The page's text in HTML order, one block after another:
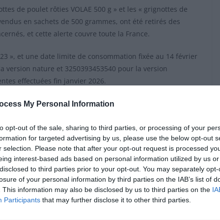
My Personal Information
opt-out of the sale, sharing to third parties, or processing of your
for targeted advertising by us, please use the below opt-out
selection. Please note that after your opt-out request is processed
interest-based ads based on personal information utilized by us
to third parties prior to your opt-out. You may separately
of your personal information by third parties on the IAB’s list of
This information may also be disclosed by us to third parties on the
Participants that may further disclose it to other third parties.
de poulet rôties VOLAE 500 g » et les « grignottes de
en sachets de 500 grammes, ont été retirés des
et cette alerte couvre toute la France.
», et une date limite de consommation fixée au 14 février
version nature et 3250393453540 pour la version
effectuées fin janvier 2026.
êtes concerné ?
poulet achetés chez Intermarché. Sur l’emballage, vérifiez
de 500 g, avec la mention « grignottes de poulet rôties »
se trouve le code GTIN. Si ce code correspond à
la vérification du lot et de la date de péremption.